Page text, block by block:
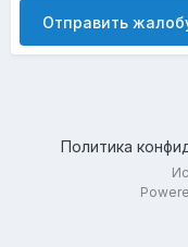
Отправить
Политика